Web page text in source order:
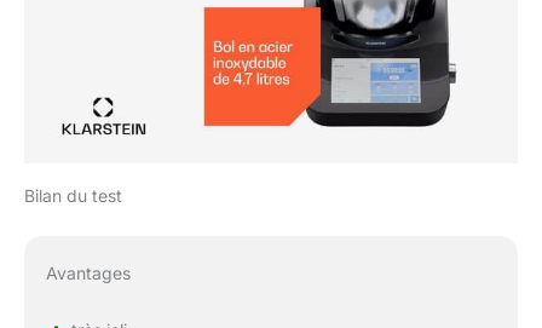
Bilan du test
Avantages